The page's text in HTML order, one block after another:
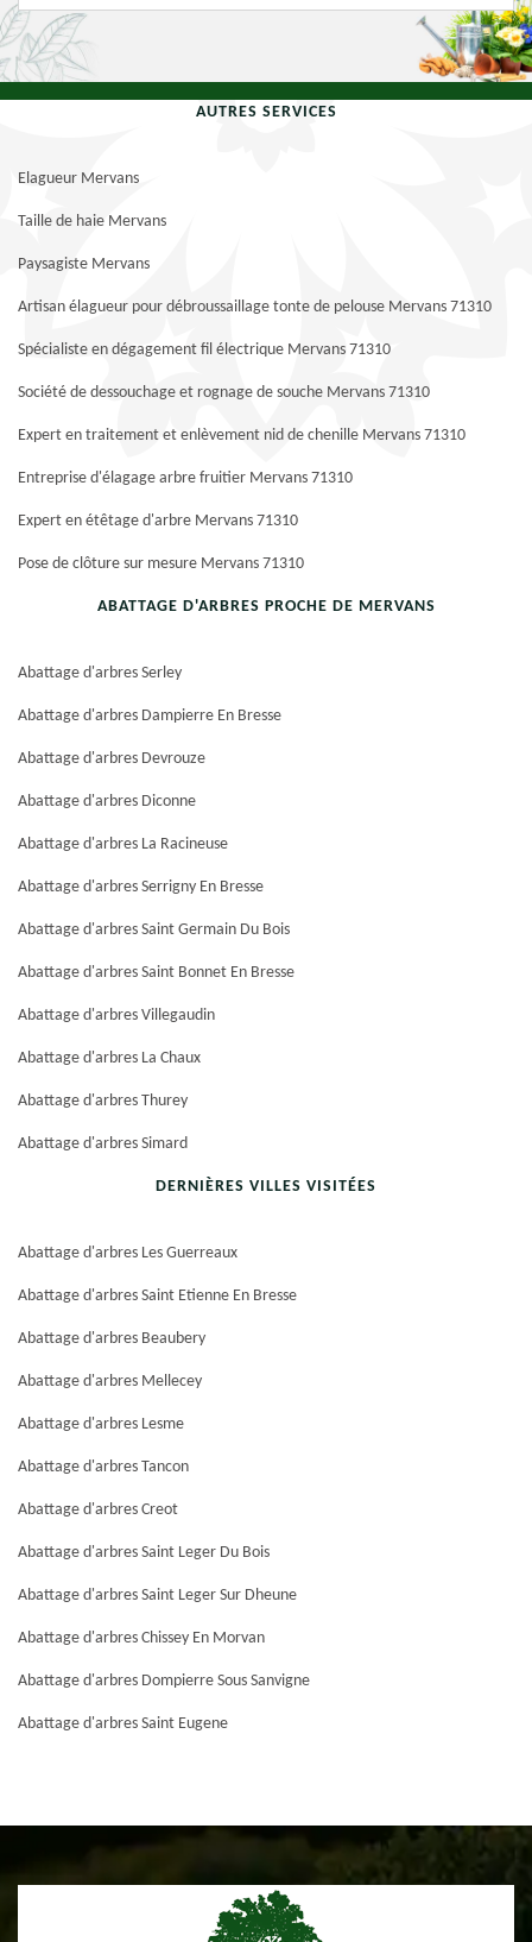
AUTRES SERVICES
Elagueur Mervans
Taille de haie Mervans
Paysagiste Mervans
Artisan élagueur pour débroussaillage tonte de pelouse Mervans 71310
Spécialiste en dégagement fil électrique Mervans 71310
Société de dessouchage et rognage de souche Mervans 71310
Expert en traitement et enlèvement nid de chenille Mervans 71310
Entreprise d'élagage arbre fruitier Mervans 71310
Expert en étêtage d'arbre Mervans 71310
Pose de clôture sur mesure Mervans 71310
ABATTAGE D'ARBRES PROCHE DE MERVANS
Abattage d'arbres Serley
Abattage d'arbres Dampierre En Bresse
Abattage d'arbres Devrouze
Abattage d'arbres Diconne
Abattage d'arbres La Racineuse
Abattage d'arbres Serrigny En Bresse
Abattage d'arbres Saint Germain Du Bois
Abattage d'arbres Saint Bonnet En Bresse
Abattage d'arbres Villegaudin
Abattage d'arbres La Chaux
Abattage d'arbres Thurey
Abattage d'arbres Simard
DERNIÈRES VILLES VISITÉES
Abattage d'arbres Les Guerreaux
Abattage d'arbres Saint Etienne En Bresse
Abattage d'arbres Beaubery
Abattage d'arbres Mellecey
Abattage d'arbres Lesme
Abattage d'arbres Tancon
Abattage d'arbres Creot
Abattage d'arbres Saint Leger Du Bois
Abattage d'arbres Saint Leger Sur Dheune
Abattage d'arbres Chissey En Morvan
Abattage d'arbres Dompierre Sous Sanvigne
Abattage d'arbres Saint Eugene